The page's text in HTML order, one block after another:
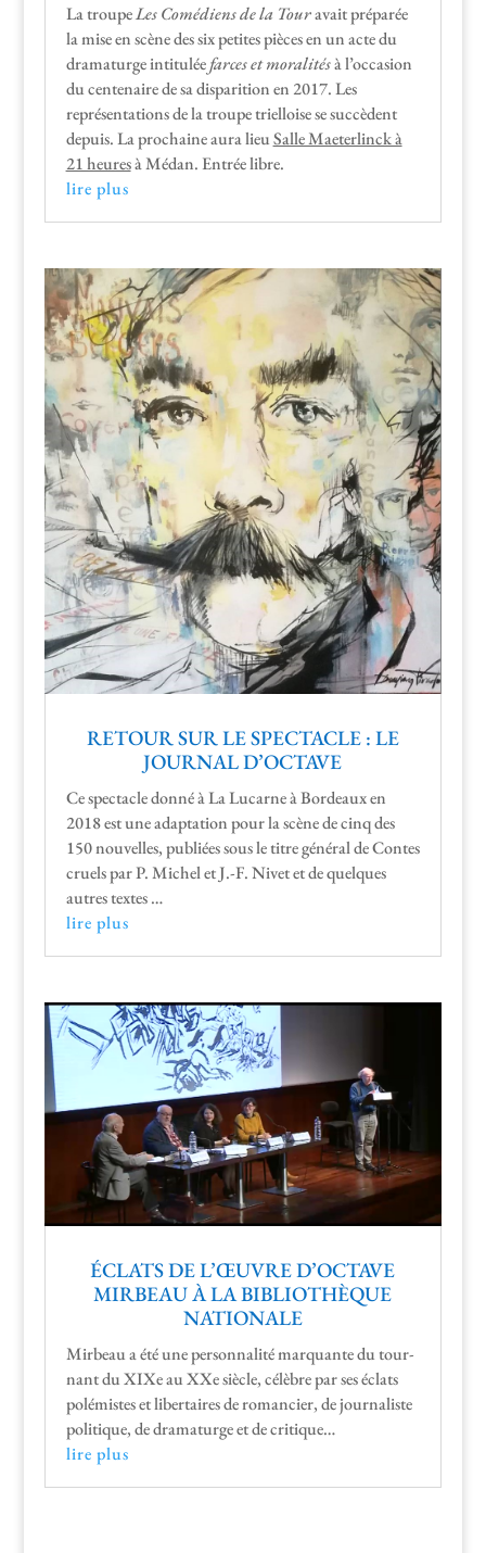
La troupeLes Comé­di­ens de la Touravait pré­parée
la mise en scène des six petites pièces en un acte du
dra­maturge inti­t­uléefarces et moral­itésà l’occasion
du cen­te­naire de sa dis­pari­tion en 2017. Les
représen­ta­tions de la troupe triel­loise se suc­cè­dent
depuis. La prochaine aura lieuSalle Maeter­linck à
21 heuresà Médan. Entrée libre.
lire plus
RETOUR SUR LE SPECTACLE : LE
JOURNAL D’OCTAVE
Ce spec­ta­cle don­né à La Lucarne à Bor­deaux en
2018 est une adap­ta­tion pour la scène de cinq des
150 nou­velles, pub­liées sous le titre général de Con­tes
cru­els par P. Michel et J.-F. Nivet et de quelques
autres textes …
lire plus
ÉCLATS DE L’ŒUVRE D’OCTAVE
MIRBEAU À LA BIBLIOTHÈQUE
NATIONALE
Mir­beau a été une per­son­nal­ité mar­quante du tour­
nant du XIXe au XXe siè­cle, célèbre par ses éclats
polémistes et lib­er­taires de romanci­er, de jour­nal­iste
poli­tique, de dra­maturge et de critique…
lire plus